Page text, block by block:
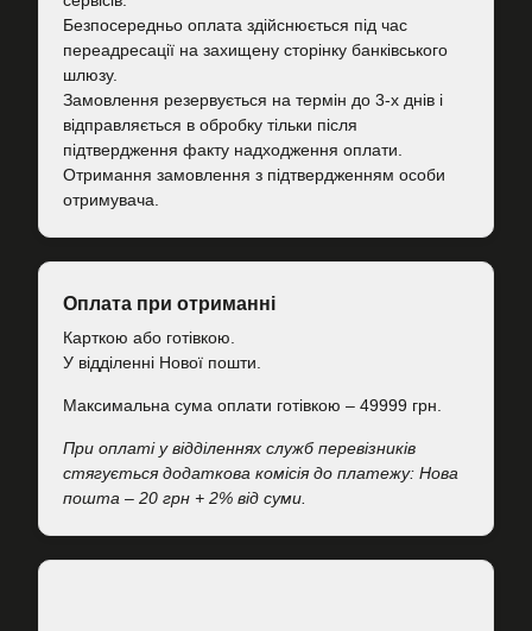
Безпосередньо оплата здійснюється під час
переадресації на захищену сторінку банківського
шлюзу.
Замовлення резервується на термін до 3-х днів і
відправляється в обробку тільки після
підтвердження факту надходження оплати.
Отримання замовлення з підтвердженням особи
отримувача.
Оплата при отриманні
Карткою або готівкою.
У відділенні Нової пошти.
Максимальна сума оплати готівкою – 49999 грн.
При оплаті у відділеннях служб перевізників
стягується додаткова комісія до платежу: Нова
пошта – 20 грн + 2% від суми.